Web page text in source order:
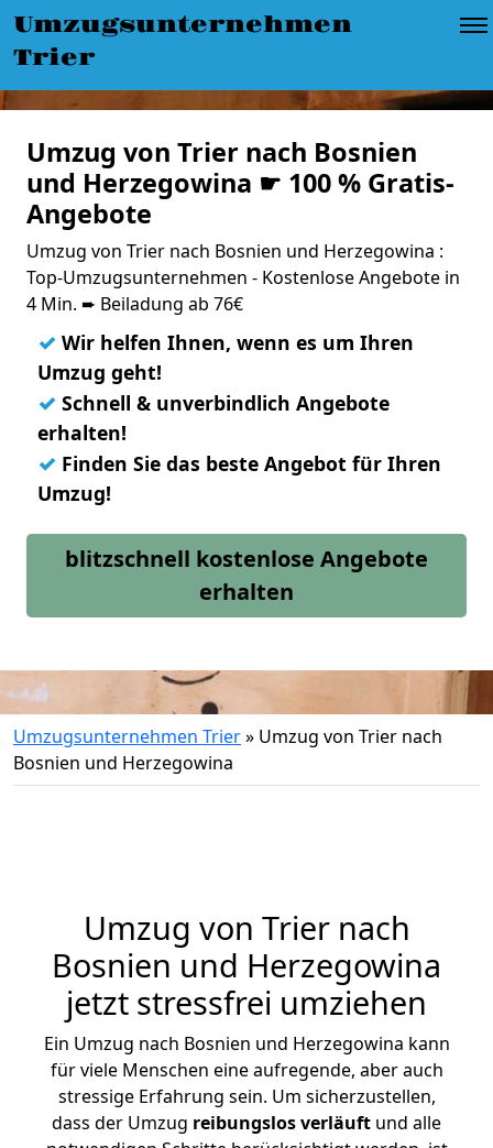
Umzugsunternehmen
Trier
Umzug von Trier nach Bosnien
und Herzegowina ☛ 100 % Gratis-
Angebote
Umzug von Trier nach Bosnien und Herzegowina :
Top-Umzugsunternehmen - Kostenlose Angebote in
4 Min. ➨ Beiladung ab 76€
✓ Wir helfen Ihnen, wenn es um Ihren
Umzug geht!
✓ Schnell & unverbindlich Angebote
erhalten!
✓ Finden Sie das beste Angebot für Ihren
Umzug!
blitzschnell kostenlose Angebote
erhalten
Umzugsunternehmen Trier» Umzug von Trier nach
Bosnien und Herzegowina
Umzug von Trier nach
Bosnien und Herzegowina
jetzt stressfrei umziehen
Ein Umzug nach Bosnien und Herzegowina kann
für viele Menschen eine aufregende, aber auch
stressige Erfahrung sein. Um sicherzustellen,
dass der Umzug reibungslosverläuft und alle